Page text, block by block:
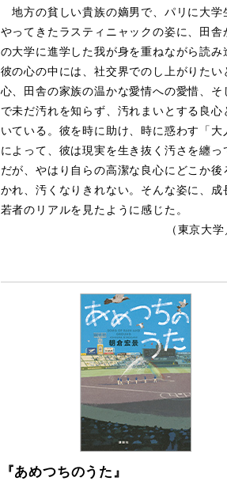
地方の貧しい貴族の嫡男で、パリに大学
やってきたラスティニャックの姿に、田舎
の大学に進学した我が身を重ねながら読み
彼の心の中には、社交界でのし上がりたい
心、田舎の家族の温かな愛情への愛惜、そ
で未だ汚れを知らず、汚れまいとする良心
いている。彼を時に助け、時に惑わす「大
によって、彼は現実を生き抜く汚さを纏っ
だが、やはり自らの高潔な良心にどこか後
かれ、汚くなりきれない。そんな姿に、成
若者のリアルを見たように感じた。
（東京大学
『あめつちのうた』